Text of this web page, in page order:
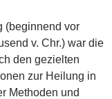
(beginnend vor
v. Chr.) war die
den gezielten
zur Heilung in
Methoden und